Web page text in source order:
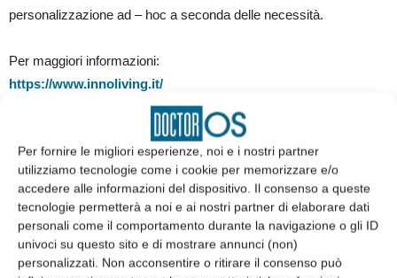
Per fornire le migliori esperienze, noi e i nostri partner
utilizziamo tecnologie come i cookie per memorizzare e/o
accedere alle informazioni del dispositivo. Il consenso a queste
tecnologie permetterà a noi e ai nostri partner di elaborare dati
personali come il comportamento durante la navigazione o gli ID
univoci su questo sito e di mostrare annunci (non)
personalizzati. Non acconsentire o ritirare il consenso può
personalizzazione ad – hoc a seconda delle necessità.
Per maggiori informazioni:
https://www.innoliving.it/
Articolo precedente Articolo successivo